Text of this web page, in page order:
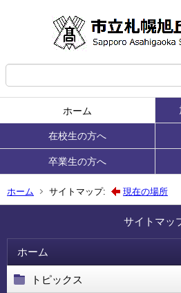
ホーム
在校生の方へ
卒業生の方へ
ホーム サイトマップ: 現在の場所
サイトマッ
ホーム
トピックス